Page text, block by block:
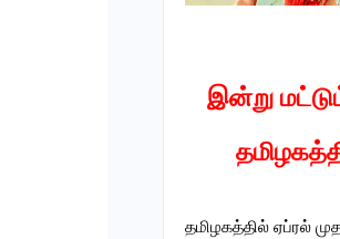
இன்று
தமிழகத்தில் ஏப்ரல்